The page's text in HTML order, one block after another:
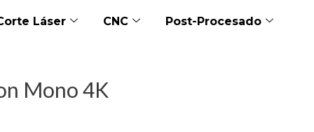
Láser CNC Post-Procesado
Mono 4K